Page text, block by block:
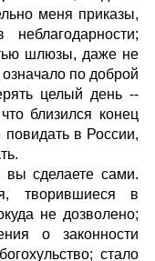
меня приказы,
шлюзы, даже не
по доброй
целый день --
близился конец
в России,
сделаете сами.
творившиеся в
не дозволено;
о законности
стало